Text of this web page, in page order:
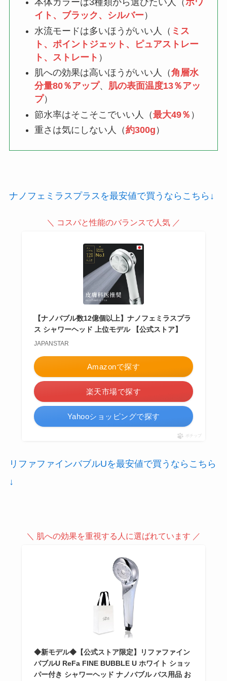
本体カラーは3種類から選びたい人（ホワ
イト、ブラック、シルバー ）
水流モードは多いほうがいい人（ ミス
ト、ポイントジェット、ピュアストレー
ト、ストレート ）
肌への効果は高いほうがいい人（角層水
分量80％アップ、 肌の表面温度13％アッ
プ）
節水率はそこそこでいい人（最大49％ ）
重さは気にしない人（約300g ）
ナノフェミラスプラスを最安値で買うならこちら↓
＼ コスパと性能のバランスで人気 ／
【ナノバブル数12億個以上】ナノフェミラスプラ
ス シャワーヘッド 上位モデル 【公式ストア】
JAPANSTAR
Amazonで探す
楽天市場で探す
Yahooショッピングで探す
ポチップ
リファファインバブルUを最安値で買うならこちら
↓
＼ 肌への効果を重視する人に選ばれています ／
◆新モデル◆【公式ストア限定】リファファイン
バブルU ReFa FINE BUBBLE U ホワイト ショッ
パー付き シャワーヘッド ナノバブル バス用品 お